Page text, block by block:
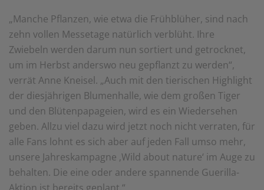
„Manche Pflanzen, wie etwa die Frühblüher, sind nach
zehn vollen Messetage natürlich verblüht. Ihre
Zwiebeln werden darum nun sortiert und getrocknet,
um im Herbst anderswo neu gepflanzt zu werden“,
verrät Anne Kneisel. „Auch mit den tierischen Highlight
der diesjährigen Blumenhalle, wie dem großen Tiger
und den Blütenpapageien, wird es ein Wiedersehen
geben. Allzu viel dazu wird jetzt noch nicht verraten, für
alle Fans lohnt es sich aber auf jeden Fall umso mehr,
unsere Jahreskampagne ‚Wild about nature‘ im Auge zu
behalten. Die eine oder andere spannende Guerilla-